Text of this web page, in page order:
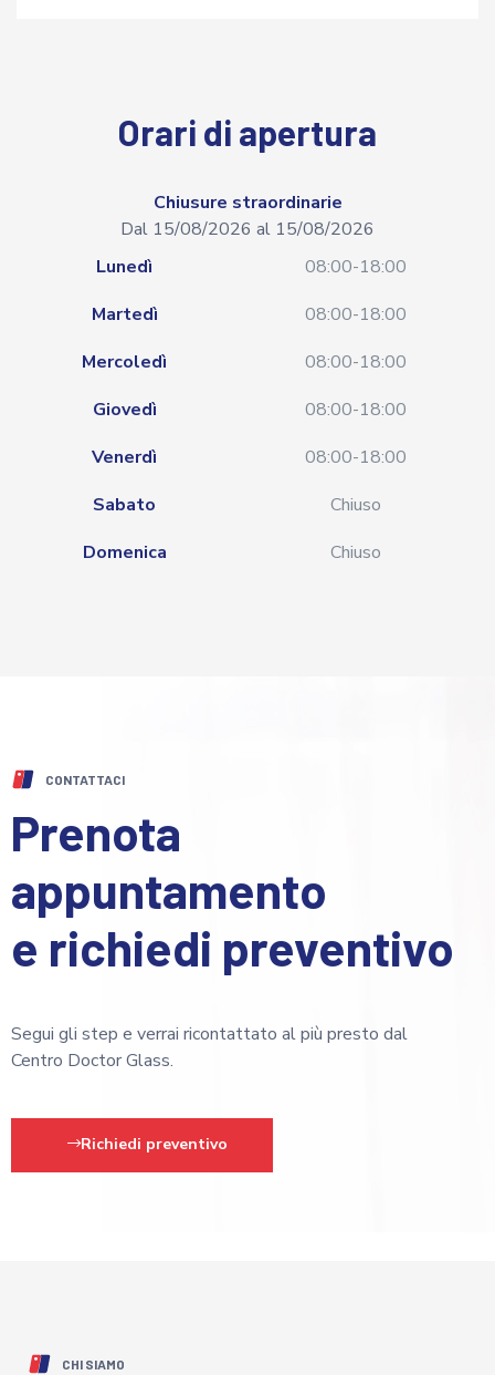
Orari di apertura
Chiusure straordinarie
Dal 15/08/2026 al 15/08/2026
Lunedì
08:00-18:00
Martedì
08:00-18:00
Mercoledì
08:00-18:00
Giovedì
08:00-18:00
Venerdì
08:00-18:00
Sabato
Chiuso
Domenica
Chiuso
CONTATTACI
Prenota
appuntamento
e richiedi preventivo
Segui gli step e verrai ricontattato al più presto dal
Centro Doctor Glass.
Richiedi preventivo
CHI SIAMO